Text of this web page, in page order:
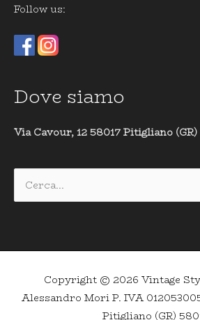
Follow us:
Dove siamo
Via Cavour, 12 58017 Pitigliano (GR)
Cerca:
Copyright © 2026 Vintage
Alessandro Mori P. IVA
Pitigliano (GR)